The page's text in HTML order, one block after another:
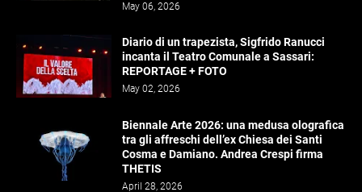
May 06, 2026
Diario di un trapezista, Sigfrido Ranucci
incanta il Teatro Comunale a Sassari:
REPORTAGE + FOTO
May 02, 2026
Biennale Arte 2026: una medusa olografica
tra gli affreschi dell’ex Chiesa dei Santi
Cosma e Damiano. Andrea Crespi firma
THETIS
April 28, 2026